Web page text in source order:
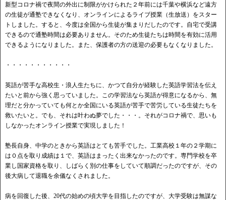
新型コロナ禍で夜間の外出に制限がかけられた２年前には千葉や横浜など遠方
の生徒が通塾できなくなり、オンラインによるライブ授業（生放送）をスター
トしました。すると、今度は全国から生徒が集まりだしたのです。自宅で受講
できるので通塾時間は必要ありません。そのため生徒たちは時間を有効に活用
できるようになりました。また、保護者の方の送迎の必要もなくなりました。
・・・・・・・・・・・
英語が苦手な高校生・浪人生たちに、かつて自分が経験した英語学習法を伝え
たいと前から強く思っていました。この学習法なら英語が得意になるから、無
理だと分かっていても何とか全国にいる英語が苦手で苦労している生徒たちを
救いたいと。でも、それは叶わぬ夢でした・・・。それがコロナ禍で、思いも
しなかったオンライン授業で実現しました！
塾長自身、中学のときから英語はとても苦手でした。工業高校１年の２学期に
は０点を取り成績は１で、英語はまったく出来なかったのです。専門学校を卒
業し国家資格を取り、しばらく別の仕事をしていて順調だったのですが、その
後大病して退職を余儀なくされました。
病を回復した後、20代の始めの頃大学を目指したのですが、大学受験は無謀な